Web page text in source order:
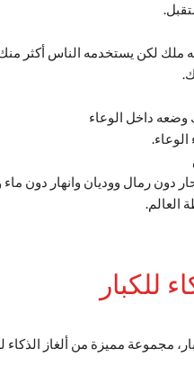
ملك لكن يستخدمه الناس أكثر
وضعه داخل الوعاء
دون رمال ووديان وانهار دون
العالم.
للكبار
مجموعة مميزة من ألغاز